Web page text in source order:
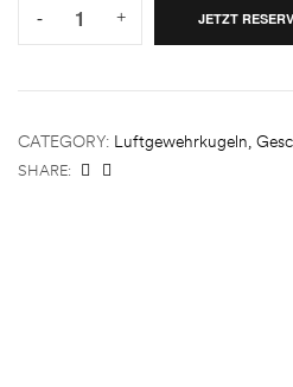
- + JETZT
CATEGORY: Luftgewehrkugeln,
SHARE: